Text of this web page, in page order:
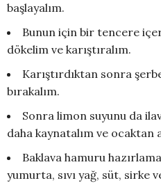
başlayalım.
Bunun için bir tencere
dökelim ve karıştıralım.
Karıştırdıktan sonra
bırakalım.
Sonra limon suyunu da
daha kaynatalım ve ocaktan
Baklava hamuru
yumurta, sıvı yağ, süt, sirke